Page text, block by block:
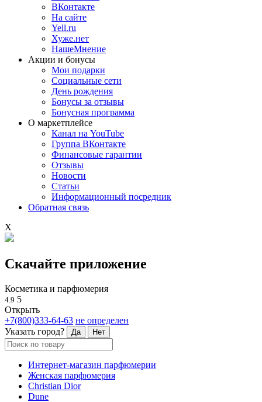
ВКонтакте
На сайте
Yell.ru
Хуже.нет
НашеМнение
Акции и бонусы
Мои подарки
Социальные сети
День рождения
Бонусы за отзывы
Бонусная программа
О маркетплейсе
Канал на YouTube
Группа ВКонтакте
Финансовые гарантии
Отзывы
Новости
Статьи
Информационный посредник
Обратная связь
X
Скачайте приложение
Косметика и парфюмерия
4.9 5
Открыть
+7(800)333-64-63 не определен
Указать город?
Да Нет
Интернет-магазин парфюмерии
Женская парфюмерия
Christian Dior
Dune